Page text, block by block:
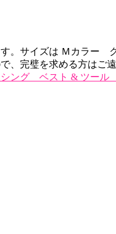
。サイズは Ｍカラー
、完璧を求める方はご
ング ベスト & ツール